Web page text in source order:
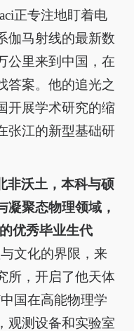
正专注地盯着电
伽马射线的最新数
公里来到中国，在
答案。他的追光之
开展学术研究的缩
张江的新型基础研
非沃土，本科与硕
凝聚态物理领域，
优秀毕业生代
文化的界限，来
所，开启了他天体
国在高能物理学
观测设备和实验室